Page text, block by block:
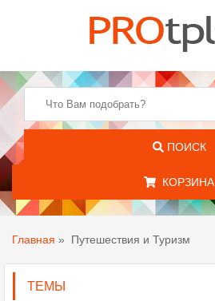
ПОИСК
КОРЗИНА
Главная » Путешествия и Туризм
ТЕМЫ